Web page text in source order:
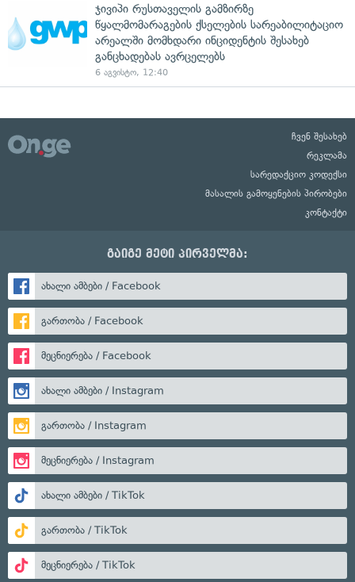
ჯივიპი რუსთაველის გამზირზე
წყალმომარაგების ქსელების სარეაბილიტაციო
არეალში მომხდარი ინციდენტის შესახებ
განცხადებას ავრცელებს
6 აგვისტო, 12:40
ჩვენ შესახებ
რეკლამა
სარედაქციო კოდექსი
მასალის გამოყენების პირობები
კონტაქტი
გაიგე მეტი პირველმა:
ახალი ამბები / Facebook
გართობა / Facebook
მეცნიერება / Facebook
ახალი ამბები / Instagram
გართობა / Instagram
მეცნიერება / Instagram
ახალი ამბები / TikTok
გართობა / TikTok
მეცნიერება / TikTok